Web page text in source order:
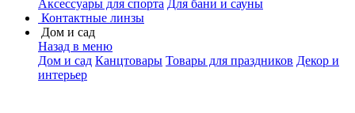
Аксессуары для спорта Для бани и сауны
Контактные линзы
Дом и сад
Назад в меню
Дом и сад Канцтовары Товары для праздников Декор и
интерьер